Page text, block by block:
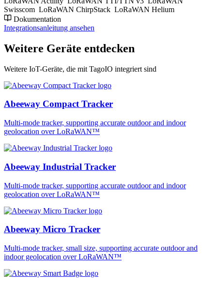
Swisscom LoRaWAN ChirpStack LoRaWAN Helium
Dokumentation
Integrationsanleitung ansehen
Weitere Geräte entdecken
Weitere IoT-Geräte, die mit TagoIO integriert sind
Abeeway Compact Tracker
Multi-mode tracker, supporting accurate outdoor and indoor
geolocation over LoRaWAN™
Abeeway Industrial Tracker
Multi-mode tracker, supporting accurate outdoor and indoor
geolocation over LoRaWAN™
Abeeway Micro Tracker
Multi-mode tracker, small size, supporting accurate outdoor and
indoor geolocation over LoRaWAN™